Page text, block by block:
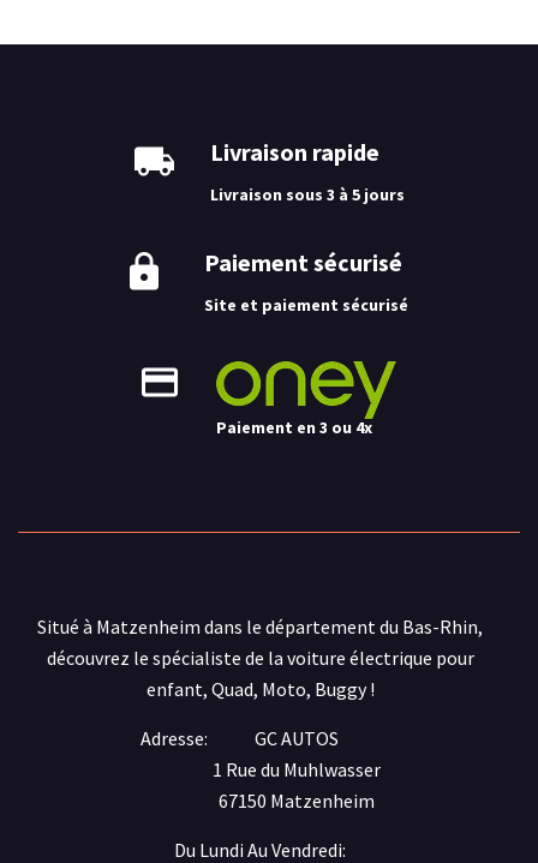
Livraison rapide
Livraison sous 3 à 5 jours
Paiement sécurisé
Site et paiement sécurisé
Paiement en 3 ou 4x
Situé à Matzenheim dans le département du Bas-Rhin,
découvrez le spécialiste de la voiture électrique pour
enfant, Quad, Moto, Buggy !
Adresse:
GC AUTOS
1 Rue du Muhlwasser
67150 Matzenheim
Du Lundi Au Vendredi: